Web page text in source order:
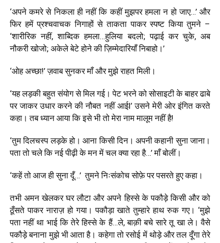
‘अपने कमरे से निकला ही नहीं कि कहीं मुझपर हमला न हो जाए…’और
फिर हमें प्रश्चवाचक निगाहों से ताकता पाकर स्पष्ट किया तुमने –
‘शारीरिक नहीं, शाब्दिक हमला…हुलिया बदलो; पढ़ाई कर चुके, अब
नौकरी खोजो; अकेले बेटे होने की ज़िम्मेदारियाँ निबाहो।’
‘ओह अच्छा!’ज़वाब सुनकर माँ और मुझे राहत मिली।
‘यह लड़की बहुत संयोग से मिल गई। पेट भरने को सोसाइटी के बाहर ढाबे
पर जाकर उधार करने की नौबत नहीं आईl’उसने मेरी ओर इंगित करते
कहा। तब ध्यान आया कि इसे भी तो मेरा नाम मालूम नहीं है!
‘तुम दिलचस्प लड़के हो। आना किसी दिन। अपनी कहानी सुना जाना।
पता तो चले कि नई पीढ़ी के मन में चल क्या रहा है…’माँ बोलीं।
‘कहें तो आज ही सुना दूँ…’ तुमने निःसंकोच सोफ़े पर पसरते हुए कहा।
तभी अमन खेलकर घर लौटा और अपने हिस्से के पकौड़े किसी और को
ठूँसते पाकर नाराज़ हो गया। पकौड़ा खाते तुम्हारे हाथ रुक गए। ‘मुझे
पता नहीं था भाई कि तेरे हिस्से के हैं…ले, बाक़ी बचे सारे तू खा ले। वैसे
पकौड़े बनाना मुझे भी आता है। कहेगा तो रसोई में थोड़े और तल दूँगा तेरे